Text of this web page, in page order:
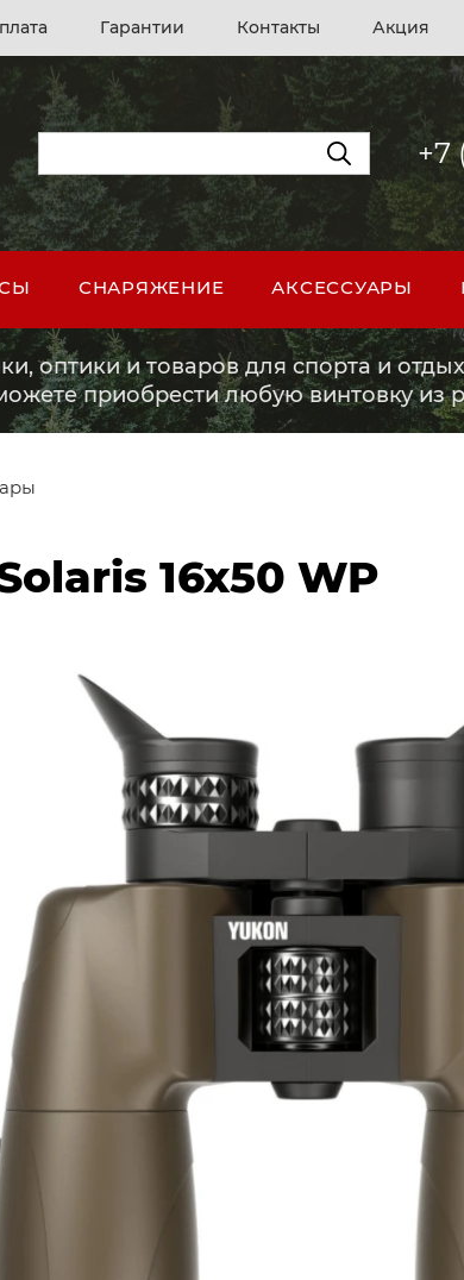
Гарантии Контакты Акция
+7
СНАРЯЖЕНИЕ АКСЕССУАРЫ
оптики и товаров для спорта и
приобрести любую винтовку из
16x50 WP